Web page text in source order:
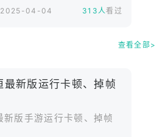
中持续成长。
创与经典剧情，在不断变化的
2025-04-04 313人看过
查看全部>
新版运行卡顿、掉帧
版手游运行卡顿、掉帧